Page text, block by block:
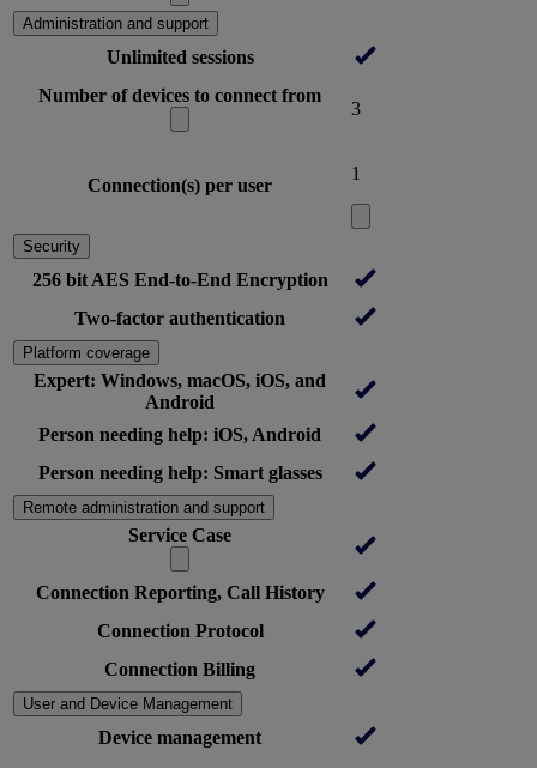
Administration and support
Unlimited sessions
Number of devices to connect from
3
Connection(s) per user
1
Security
256 bit AES End-to-End Encryption
Two-factor authentication
Platform coverage
Expert: Windows, macOS, iOS, and
Android
Person needing help: iOS, Android
Person needing help: Smart glasses
Remote administration and support
Service Case
Connection Reporting, Call History
Connection Protocol
Connection Billing
User and Device Management
Device management